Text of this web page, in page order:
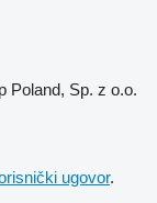
Poland, Sp. z o.o.
ugovor.